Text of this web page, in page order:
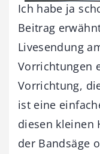
Ich habe ja
Beitrag
Livesendung
Vorrichtungen
Vorrichtung,
ist eine
diesen kleinen
der Bandsäge